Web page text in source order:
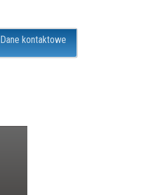
Dane kontaktowe